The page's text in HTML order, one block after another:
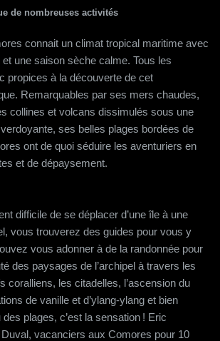
de nombreuses activités
connait un climat tropical maritime avec
une saison sèche calme. Tous les
propices à la découverte de cet
Remarquables par ses mers chaudes,
collines et volcans dissimulés sous une
ses belles plages bordées de
ont de quoi séduire les aventuriers en
et de dépaysement.
difficile de se déplacer d’une île à une
vous trouverez des guides pour vous y
vous adonner à de la randonnée pour
des paysages de l’archipel à travers les
coralliens, les citadelles, l’ascension du
de vanille et d’ylang-ylang et bien
des plages, c’est la sensation ! Eric
vacanciers aux Comores pour 10